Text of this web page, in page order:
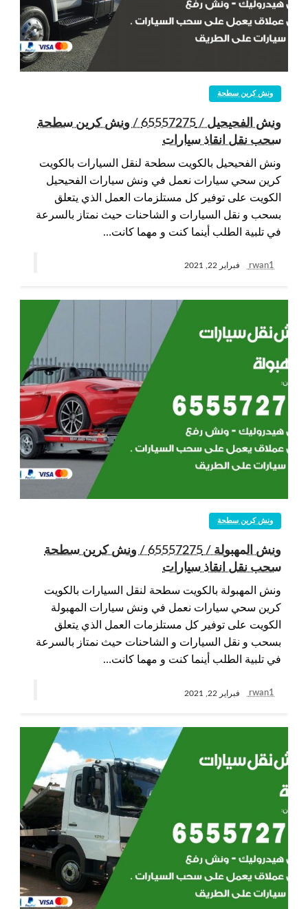
ونش كرين سطحة
ونش الفحيحيل / 65557275 / ونش كرين سطحة
سحب نقل انقاذ سيارات
ونش الفحيحيل بالكويت سطحة لنقل السيارات بالكويت
كرين سحي سيارات نعمل في ونش سيارات الفحيحيل
الكويت على توفير كل مستلزمات العمل الذي يتعلق
بسحب و نقل السيارات و الشاحنات حيث نمتاز بالسرعة
في تلبية الطلب أينما كنت و مهما كانت…
rwan1 فبراير 22, 2021
ونش كرين سطحة
ونش المهبولة / 65557275 / ونش كرين سطحة
سحب نقل انقاذ سيارات
ونش المهبولة بالكويت سطحة لنقل السيارات بالكويت
كرين سحي سيارات نعمل في ونش سيارات المهبولة
الكويت على توفير كل مستلزمات العمل الذي يتعلق
بسحب و نقل السيارات و الشاحنات حيث نمتاز بالسرعة
في تلبية الطلب أينما كنت و مهما كانت…
rwan1 فبراير 22, 2021